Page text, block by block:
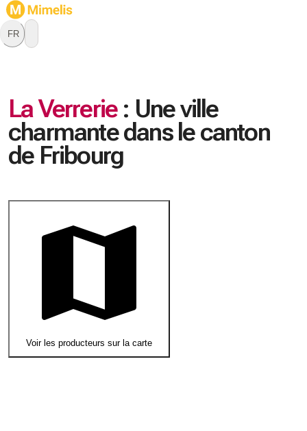
FR
La Verrerie: Une ville
charmante dans le canton
de Fribourg
Voir les producteurs sur la carte